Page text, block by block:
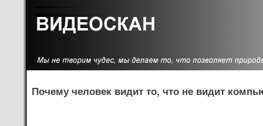
Почему человек видит то, что не видит